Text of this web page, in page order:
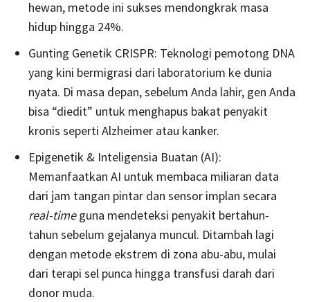
hewan, metode ini sukses mendongkrak masa
hidup hingga 24%.
Gunting Genetik CRISPR: Teknologi pemotong DNA
yang kini bermigrasi dari laboratorium ke dunia
nyata. Di masa depan, sebelum Anda lahir, gen Anda
bisa “diedit” untuk menghapus bakat penyakit
kronis seperti Alzheimer atau kanker.
Epigenetik & Inteligensia Buatan (AI):
Memanfaatkan AI untuk membaca miliaran data
dari jam tangan pintar dan sensor implan secara
real-timeguna mendeteksi penyakit bertahun-
tahun sebelum gejalanya muncul. Ditambah lagi
dengan metode ekstrem di zona abu-abu, mulai
dari terapi sel punca hingga transfusi darah dari
donor muda.